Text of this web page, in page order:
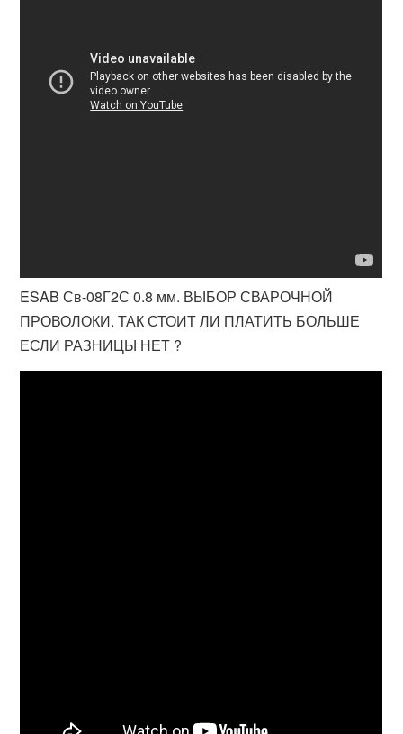
ESAB Св-08Г2С 0.8 мм. ВЫБОР СВАРОЧНОЙ
ПРОВОЛОКИ. ТАК СТОИТ ЛИ ПЛАТИТЬ БОЛЬШЕ
ЕСЛИ РАЗНИЦЫ НЕТ ?